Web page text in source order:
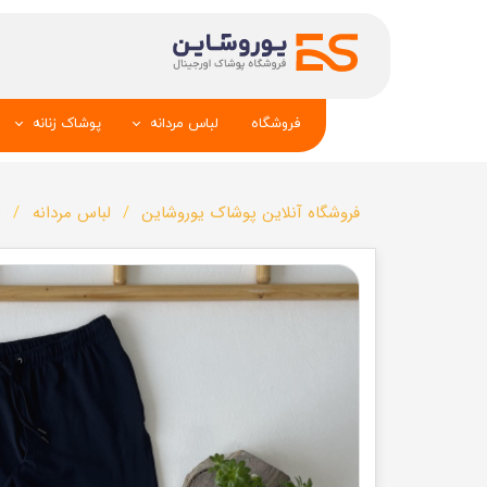
فروشگاه لباس مردانه
تک کت و جلیقه
شلوار
تیشرت
تاپ و شلوارک
کیف و کفش
سویشرت_بلوز_هودی
کاپشن_دستکش_کلاه
پوشاک زنانه
تونیک و
تاپ
شال و کلاه
تیشرت زنانه
شلوار زنانه
لباس زیر زنانه
فروشگاه آنلاین پوشاک یوروشاین لباس مردانه